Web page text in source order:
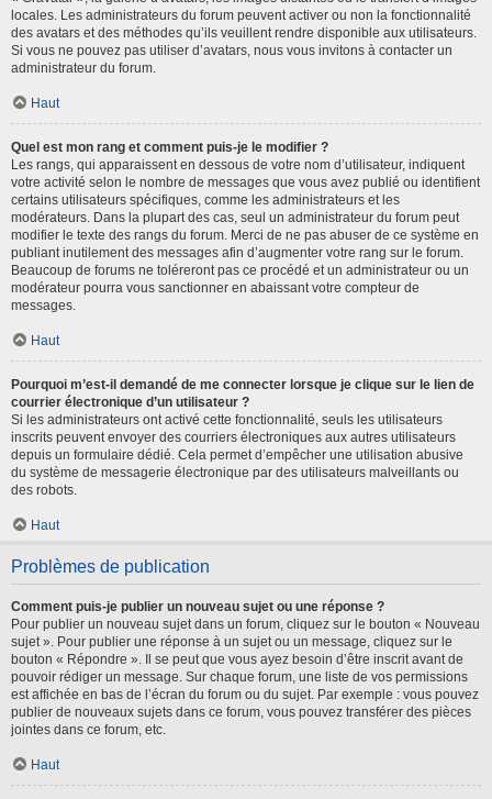
locales. Les administrateurs du forum peuvent activer ou non la fonctionnalité
des avatars et des méthodes qu’ils veuillent rendre disponible aux utilisateurs.
Si vous ne pouvez pas utiliser d’avatars, nous vous invitons à contacter un
administrateur du forum.
Haut
Quel est mon rang et comment puis-je le modifier ?
Les rangs, qui apparaissent en dessous de votre nom d’utilisateur, indiquent
votre activité selon le nombre de messages que vous avez publié ou identifient
certains utilisateurs spécifiques, comme les administrateurs et les
modérateurs. Dans la plupart des cas, seul un administrateur du forum peut
modifier le texte des rangs du forum. Merci de ne pas abuser de ce système en
publiant inutilement des messages afin d’augmenter votre rang sur le forum.
Beaucoup de forums ne toléreront pas ce procédé et un administrateur ou un
modérateur pourra vous sanctionner en abaissant votre compteur de
messages.
Haut
Pourquoi m’est-il demandé de me connecter lorsque je clique sur le lien de
courrier électronique d’un utilisateur ?
Si les administrateurs ont activé cette fonctionnalité, seuls les utilisateurs
inscrits peuvent envoyer des courriers électroniques aux autres utilisateurs
depuis un formulaire dédié. Cela permet d’empêcher une utilisation abusive
du système de messagerie électronique par des utilisateurs malveillants ou
des robots.
Haut
Problèmes de publication
Comment puis-je publier un nouveau sujet ou une réponse ?
Pour publier un nouveau sujet dans un forum, cliquez sur le bouton « Nouveau
sujet ». Pour publier une réponse à un sujet ou un message, cliquez sur le
bouton « Répondre ». Il se peut que vous ayez besoin d’être inscrit avant de
pouvoir rédiger un message. Sur chaque forum, une liste de vos permissions
est affichée en bas de l’écran du forum ou du sujet. Par exemple : vous pouvez
publier de nouveaux sujets dans ce forum, vous pouvez transférer des pièces
jointes dans ce forum, etc.
Haut